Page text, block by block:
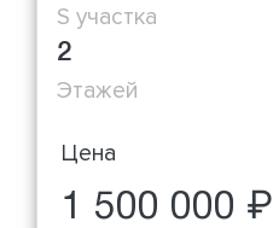
S участка
2
Этажей
Цена
1 500 000 ₽